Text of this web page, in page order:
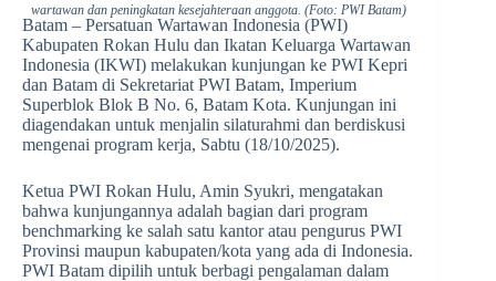
wartawan dan peningkatan kesejahteraan anggota. (Foto: PWI Batam)
Batam – Persatuan Wartawan Indonesia (PWI)
Kabupaten Rokan Hulu dan Ikatan Keluarga Wartawan
Indonesia (IKWI) melakukan kunjungan ke PWI Kepri
dan Batam di Sekretariat PWI Batam, Imperium
Superblok Blok B No. 6, Batam Kota. Kunjungan ini
diagendakan untuk menjalin silaturahmi dan berdiskusi
mengenai program kerja, Sabtu (18/10/2025).
Ketua PWI Rokan Hulu, Amin Syukri, mengatakan
bahwa kunjungannya adalah bagian dari program
benchmarking ke salah satu kantor atau pengurus PWI
Provinsi maupun kabupaten/kota yang ada di Indonesia.
PWI Batam dipilih untuk berbagi pengalaman dalam